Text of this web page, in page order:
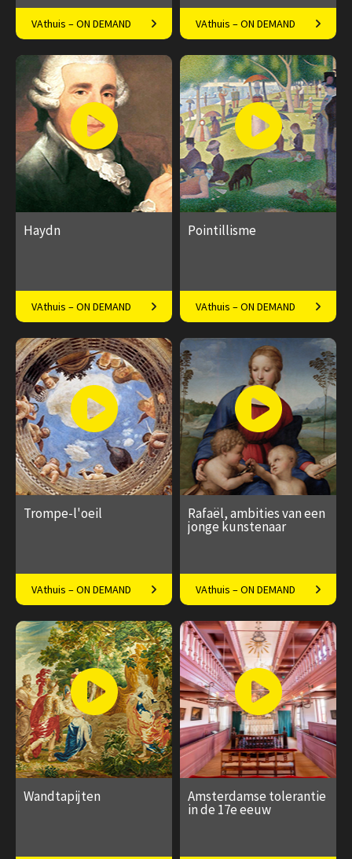
€ 17.50
4
afleveringen
Speeltijd 1 uur
VAthuis – ON DEMAND
€ 17.50
4
afleveringen
Speeltijd 1 uur
VAthuis – ON DEMAND
Haydn
€ 17.50
5
afleveringen
Speeltijd 1 uur
VAthuis – ON DEMAND
Pointillisme
Speeltijd
VAthuis – ON DEMAND
Trompe-l'oeil
€ 17.50
4
afleveringen
Speeltijd 1 uur
VAthuis – ON DEMAND
Rafaël, ambities van een
jonge kunstenaar
€ 17.50
4
afleveringen
Speeltijd 1 uur
VAthuis – ON DEMAND
Wandtapijten Amsterdamse tolerantie
in de 17e eeuw